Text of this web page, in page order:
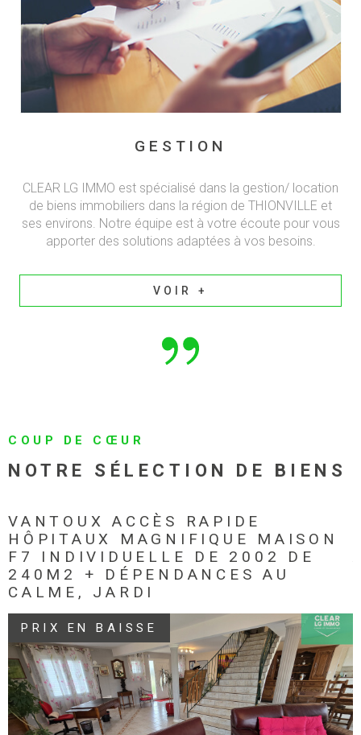
GESTION
CLEAR LG IMMO est spécialisé dans la gestion/ location
de biens immobiliers dans la région de THIONVILLE et
ses environs. Notre équipe est à votre écoute pour vous
apporter des solutions adaptées à vos besoins.
VOIR +
COUP DE CŒUR
NOTRE SÉLECTION DE BIENS
VANTOUX ACCÈS RAPIDE
HÔPITAUX MAGNIFIQUE MAISON
F7 INDIVIDUELLE DE 2002 DE
240M2 + DÉPENDANCES AU
CALME, JARDI
PRIX EN BAISSE
VOIR LE BIEN